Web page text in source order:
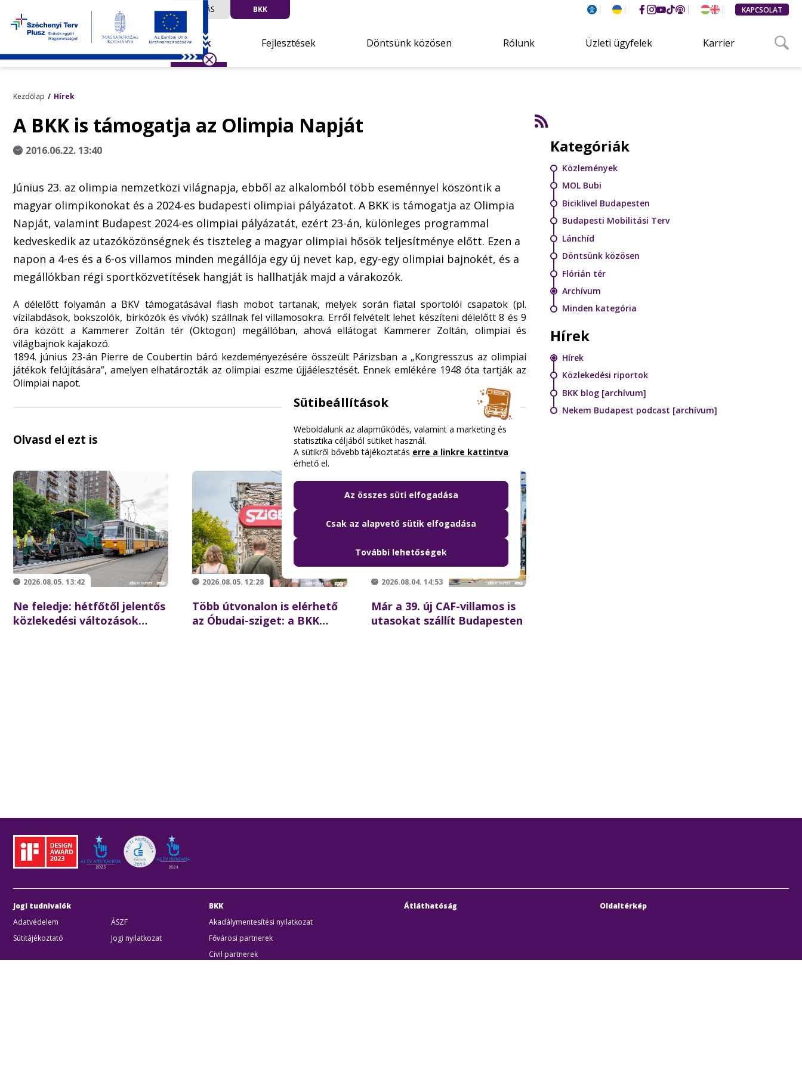
UTAZÁS BKK KAPCSOLAT
Hírek Fejlesztések Döntsünk közösen Rólunk Üzleti ügyfelek Karrier
Kezdőlap Hírek
A BKK is támogatja az Olimpia Napját
2016.06.22. 13:40
Június 23. az olimpia nemzetközi világnapja, ebből az alkalomból több eseménnyel köszöntik a
magyar olimpikonokat és a 2024-es budapesti olimpiai pályázatot. A BKK is támogatja az Olimpia
Napját, valamint Budapest 2024-es olimpiai pályázatát, ezért 23-án, különleges programmal
kedveskedik az utazóközönségnek és tiszteleg a magyar olimpiai hősök teljesítménye előtt. Ezen a
napon a 4-es és a 6-os villamos minden megállója egy új nevet kap, egy-egy olimpiai bajnokét, és a
megállókban régi sportközvetítések hangját is hallhatják majd a várakozók.
A délelőtt folyamán a BKV támogatásával flash mobot tartanak, melyek során fiatal sportolói csapatok (pl.
vízilabdások, bokszolók, birkózók és vívók) szállnak fel villamosokra. Erről felvételt lehet készíteni délelőtt 8 és 9
óra között a Kammerer Zoltán tér (Oktogon) megállóban, ahová ellátogat Kammerer Zoltán, olimpiai és
világbajnok kajakozó.
1894. június 23-án Pierre de Coubertin báró kezdeményezésére összeült Párizsban a „Kongresszus az olimpiai
játékok felújítására”, amelyen elhatározták az olimpiai eszme újjáélesztését. Ennek emlékére 1948 óta tartják az
Olimpiai napot.
Olvasd el ezt is
2026.08.05. 13:42
Ne feledje: hétfőtől jelentős
közlekedési változások
2026.08.05. 12:28
Több útvonalon is elérhető
az Óbudai-sziget: a BKK
2026.08.04. 14:53
Már a 39. új CAF-villamos is
utasokat szállít Budapesten
Kategóriák
Közlemények
MOL Bubi
Biciklivel Budapesten
Budapesti Mobilitási Terv
Lánchíd
Döntsünk közösen
Flórián tér
Archívum
Minden kategória
Hírek
Hírek
Közlekedési riportok
BKK blog [archívum]
Nekem Budapest podcast [archívum]
Jogi tudnivalók
Adatvédelem
ÁSZF
Sütitájékoztató
Jogi nyilatkozat
BKK
Akadálymentesítési nyilatkozat
Fővárosi partnerek
Civil partnerek
Átláthatóság Oldaltérkép
Sütibeállítások
Weboldalunk az alapműködés, valamint a marketing és
statisztika céljából sütiket használ.
A sütikről bővebb tájékoztatás erre a linkre kattintva
érhető el.
Az összes süti elfogadása
Csak az alapvető sütik elfogadása
További lehetőségek